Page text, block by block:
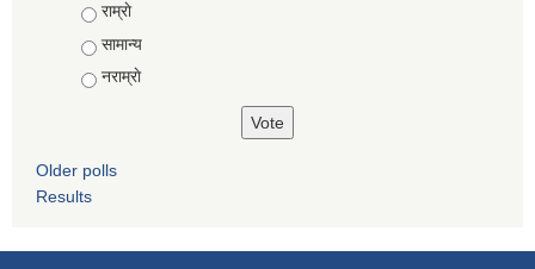
Choices
राम्राे
सामान्य
नराम्राे
Older polls
Results